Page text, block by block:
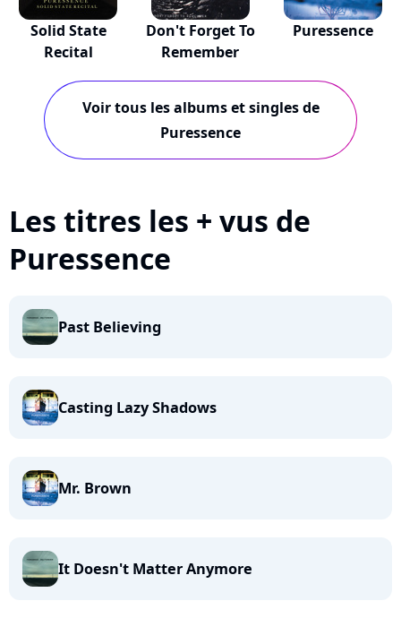
Solid State
Recital
Don't Forget To
Remember
Puressence
Voir tous les albums et singles de
Puressence
Les titres les + vus de
Puressence
Past Believing
Casting Lazy Shadows
Mr. Brown
It Doesn't Matter Anymore